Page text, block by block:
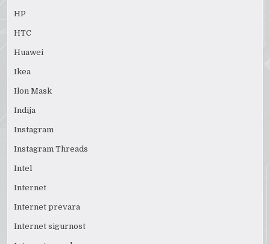
HP
HTC
Huawei
Ikea
Ilon Mask
Indija
Instagram
Instagram Threads
Intel
Internet
Internet prevara
Internet sigurnost